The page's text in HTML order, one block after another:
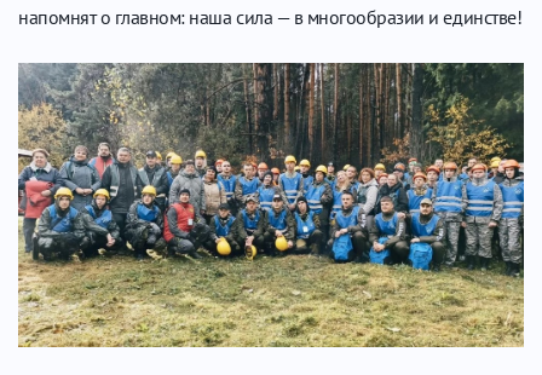
напомнят о главном: наша сила — в многообразии и единстве!